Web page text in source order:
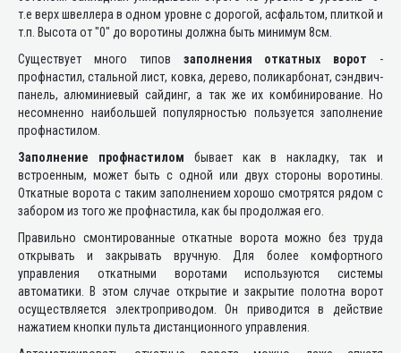
т.е верх швеллера в одном уровне с дорогой, асфальтом, плиткой и
т.п. Высота от "0" до воротины должна быть минимум 8см.
Существует много типов заполнения откатных ворот
-
профнастил, стальной лист, ковка, дерево, поликарбонат, сэндвич-
панель, алюминиевый сайдинг, а так же их комбинирование. Но
несомненно наибольшей популярностью пользуется заполнение
профнастилом.
Заполнение профнастилом бывает как в накладку, так и
встроенным, может быть с одной или двух стороны воротины.
Откатные ворота с таким заполнением хорошо смотрятся рядом с
забором из того же профнастила, как бы продолжая его.
Правильно смонтированные откатные ворота можно без труда
открывать и закрывать вручную. Для более комфортного
управления откатными воротами используются системы
автоматики. В этом случае открытие и закрытие полотна ворот
осуществляется электроприводом. Он приводится в действие
нажатием кнопки пульта дистанционного управления.